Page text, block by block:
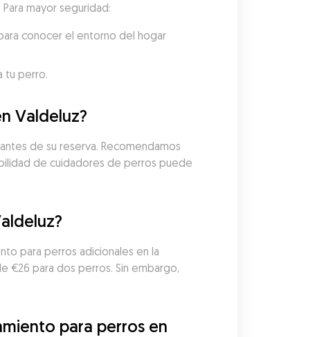
mayor seguridad:
conocer el entorno del hogar
tu perro.
Valdeluz?
de su reserva. Recomendamos
de cuidadores de perros puede
para perros adicionales en la
€26 para dos perros. Sin embargo,
para perros en